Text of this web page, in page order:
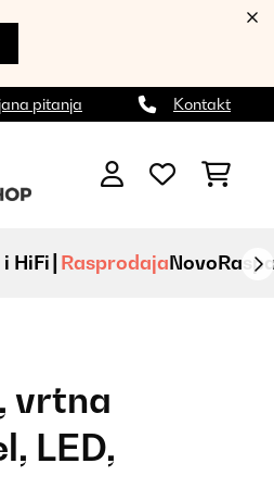
pitanja Kontakt
HiFi RasprodajaNovo
vrtna
LED,